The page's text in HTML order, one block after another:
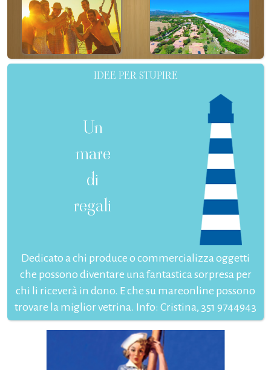
IDEE PER STUPIRE
Un
mare
di
regali
Dedicato a chi produce o commercializza oggetti
che possono diventare una fantastica sorpresa per
chi li riceverà in dono. E che su mareonline possono
trovare la miglior vetrina. Info: Cristina, 351 9744943